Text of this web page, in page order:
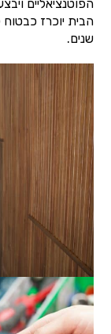
הפוטנציאליים
הבית יוכרז
שנים.